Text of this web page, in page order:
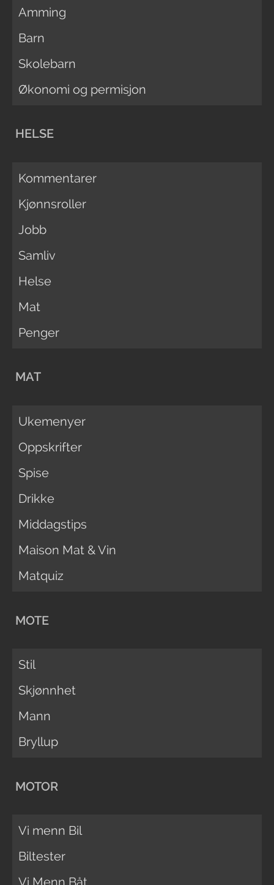
Amming
Barn
Skolebarn
Økonomi og permisjon
HELSE
Kommentarer
Kjønnsroller
Jobb
Samliv
Helse
Mat
Penger
MAT
Ukemenyer
Oppskrifter
Spise
Drikke
Middagstips
Maison Mat & Vin
Matquiz
MOTE
Stil
Skjønnhet
Mann
Bryllup
MOTOR
Vi menn Bil
Biltester